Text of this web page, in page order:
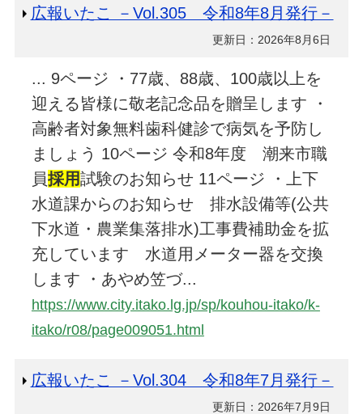
広報いたこ －Vol.305 令和8年8月発行－
更新日：2026年8月6日
... 9ページ ・77歳、88歳、100歳以上を
迎える皆様に敬老記念品を贈呈します ・
高齢者対象無料歯科健診で病気を予防し
ましょう 10ページ 令和8年度 潮来市職
員採用試験のお知らせ 11ページ ・上下
水道課からのお知らせ 排水設備等(公共
下水道・農業集落排水)工事費補助金を拡
充しています 水道用メーター器を交換
します ・あやめ笠づ...
https://www.city.itako.lg.jp/sp/kouhou-itako/k-
itako/r08/page009051.html
広報いたこ －Vol.304 令和8年7月発行－
更新日：2026年7月9日